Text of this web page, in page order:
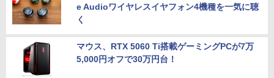
e Audioワイヤレスイヤフォン4機種を一気に聴
く
マウス、RTX 5060 Ti搭載ゲーミングPCが7万
5,000円オフで30万円台！